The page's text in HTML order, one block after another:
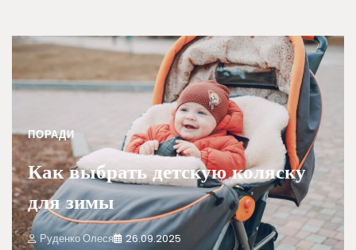
ПОРАДИ
Как выбрать детскую коляску
для зимы
Руденко Олеся 26.09.2025